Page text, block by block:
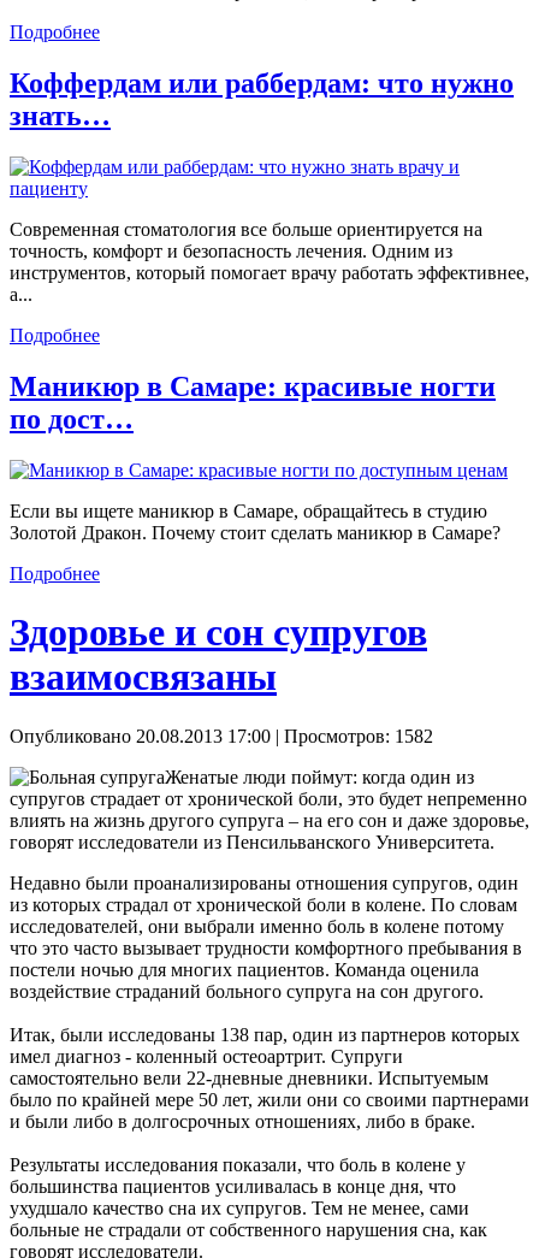
Подробнее
Коффердам или раббердам: что нужно
знать…
Современная стоматология все больше ориентируется на
точность, комфорт и безопасность лечения. Одним из
инструментов, который помогает врачу работать эффективнее,
а...
Подробнее
Маникюр в Самаре: красивые ногти
по дост…
Если вы ищете маникюр в Самаре, обращайтесь в студию
Золотой Дракон. Почему стоит сделать маникюр в Самаре?
Подробнее
Здоровье и сон супругов
взаимосвязаны
Опубликовано 20.08.2013 17:00 | Просмотров: 1582
Женатые люди поймут: когда один из
супругов страдает от хронической боли, это будет непременно
влиять на жизнь другого супруга – на его сон и даже здоровье,
говорят исследователи из Пенсильванского Университета.
Недавно были проанализированы отношения супругов, один
из которых страдал от хронической боли в колене. По словам
исследователей, они выбрали именно боль в колене потому
что это часто вызывает трудности комфортного пребывания в
постели ночью для многих пациентов. Команда оценила
воздействие страданий больного супруга на сон другого.
Итак, были исследованы 138 пар, один из партнеров которых
имел диагноз - коленный остеоартрит. Супруги
самостоятельно вели 22-дневные дневники. Испытуемым
было по крайней мере 50 лет, жили они со своими партнерами
и были либо в долгосрочных отношениях, либо в браке.
Результаты исследования показали, что боль в колене у
большинства пациентов усиливалась в конце дня, что
ухудшало качество сна их супругов. Тем не менее, сами
больные не страдали от собственного нарушения сна, как
говорят исследователи.